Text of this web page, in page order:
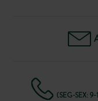
(SEG-SEX: